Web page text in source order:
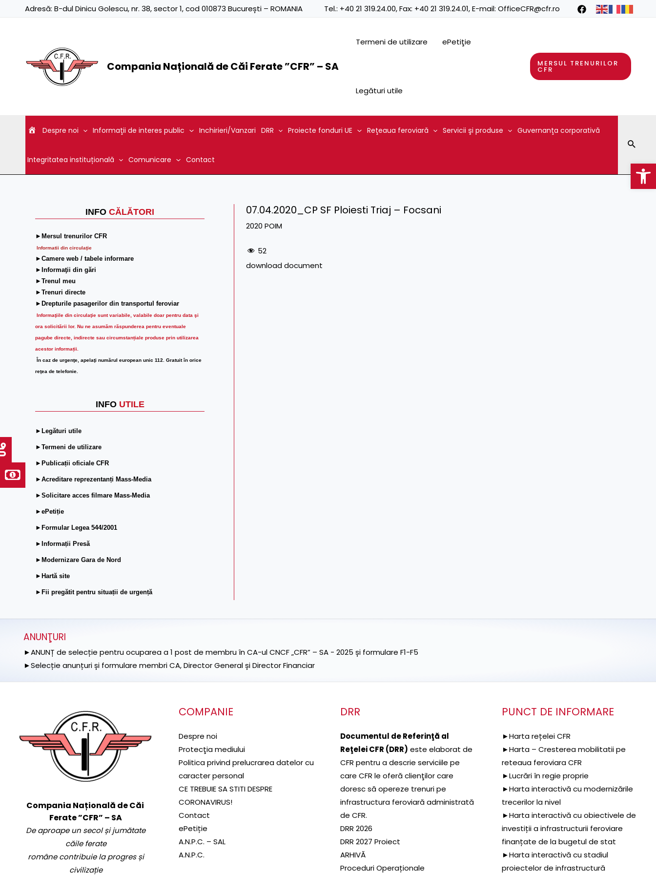
Adresă: B-dul Dinicu Golescu, nr. 38, sector 1, cod 010873 București – ROMANIA Tel.: +40 21 319.24.00, Fax: +40 21 319.24.01, E-mail: OfficeCFR@cfr.ro
Compania Națională de Căi Ferate ”CFR” – SA
Termeni de utilizare ePetiţie
Legături utile
MERSUL TRENURILOR
CFR
Despre noi Informaţii de interes public Inchirieri/Vanzari DRR Proiecte fonduri UE Reţeaua feroviară Servicii şi produse Guvernanţa corporativă
Integritatea instituțională Comunicare Contact
INFO CĂLĂTORI
►Mersul trenurilor CFR
Informatii din circulaţie
►Camere web / tabele informare
►Informaţii din gări
►Trenul meu
►Trenuri directe
►Drepturile pasagerilor din transportul feroviar
Informaţiile din circulaţie sunt variabile, valabile doar pentru data şi
ora solicitării lor. Nu ne asumăm răspunderea pentru eventuale
pagube directe, indirecte sau circumstanțiale produse prin utilizarea
acestor informații.
În caz de urgenţe, apelaţi numărul european unic 112. Gratuit în orice
reţea de telefonie.
INFO UTILE
►Legături utile
►Termeni de utilizare
►Publicații oficiale CFR
►Acreditare reprezentanți Mass-Media
►Solicitare acces filmare Mass-Media
►ePetiție
►Formular Legea 544/2001
►Informații Presă
►Modernizare Gara de Nord
►Hartă site
►Fii pregătit pentru situații de urgență
07.04.2020_CP SF Ploiesti Triaj – Focsani
2020 POIM
52
download document
ANUNŢURI
►ANUNȚ de selecție pentru ocuparea a 1 post de membru în CA-ul CNCF „CFR” – SA - 2025 și formulare F1-F5
►Selecție anunțuri și formulare membri CA, Director General și Director Financiar
Compania Națională de Căi
Ferate ”CFR” – SA
De aproape un secol și jumătate
căile ferate
române contribuie la progres și
civilizație
COMPANIE
Despre noi
Protecţia mediului
Politica privind prelucrarea datelor cu
caracter personal
CE TREBUIE SA STITI DESPRE
CORONAVIRUS!
Contact
ePetiție
A.N.P.C. – SAL
A.N.P.C.
DRR
Documentul de Referinţă al
Reţelei CFR (DRR) este elaborat de
CFR pentru a descrie serviciile pe
care CFR le oferă clienţilor care
doresc să opereze trenuri pe
infrastructura feroviară administrată
de CFR.
DRR 2026
DRR 2027 Proiect
ARHIVĂ
Proceduri Operaționale
PUNCT DE INFORMARE
►Harta rețelei CFR
►Harta – Cresterea mobilitatii pe
reteaua feroviara CFR
►Lucrări în regie proprie
►Harta interactivă cu modernizările
trecerilor la nivel
►Harta interactivă cu obiectivele de
investiții a infrastructurii feroviare
finanțate de la bugetul de stat
►Harta interactivă cu stadiul
proiectelor de infrastructură